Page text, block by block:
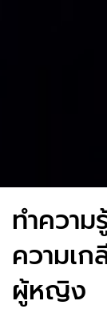
ทำควา
ความเ
ผู้หญิง